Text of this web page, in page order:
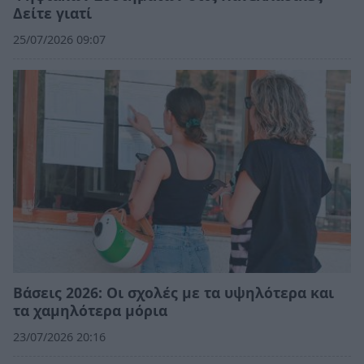
Δείτε γιατί
25/07/2026 09:07
Βάσεις 2026: Οι σχολές με τα υψηλότερα και
τα χαμηλότερα μόρια
23/07/2026 20:16